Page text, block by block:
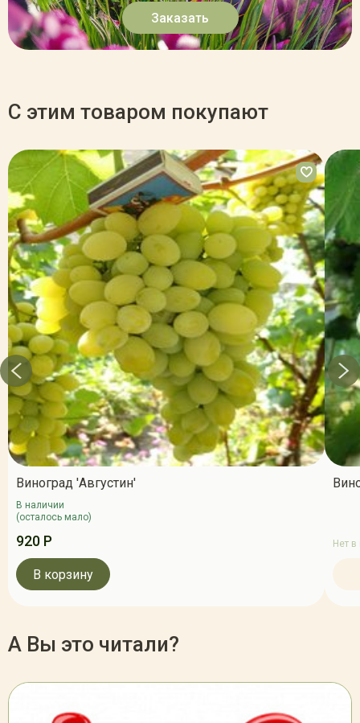
Заказать
С этим товаром покупают
Виноград 'Августин'
В наличии
(осталось мало)
920 Р
В корзину
Нет
А Вы это читали?